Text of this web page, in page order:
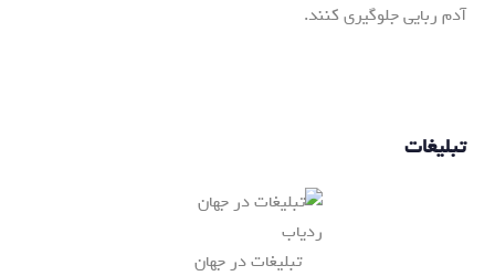
آدم ربایی جلوگیری کنند.
تبلیغات
تبلیغات در جهان